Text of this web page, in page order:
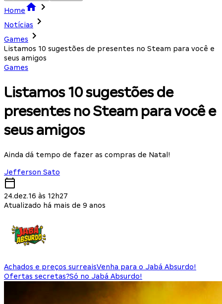
Home
Notícias
Games
Listamos 10 sugestões de presentes no Steam para você e
seus amigos
Games
Listamos 10 sugestões de
presentes no Steam para você e
seus amigos
Ainda dá tempo de fazer as compras de Natal!
Jefferson Sato
24.dez.16 às 12h27
Atualizado há mais de 9 anos
Achados e preços surreaisVenha para o Jabá Absurdo!
Ofertas secretas?Só no Jabá Absurdo!